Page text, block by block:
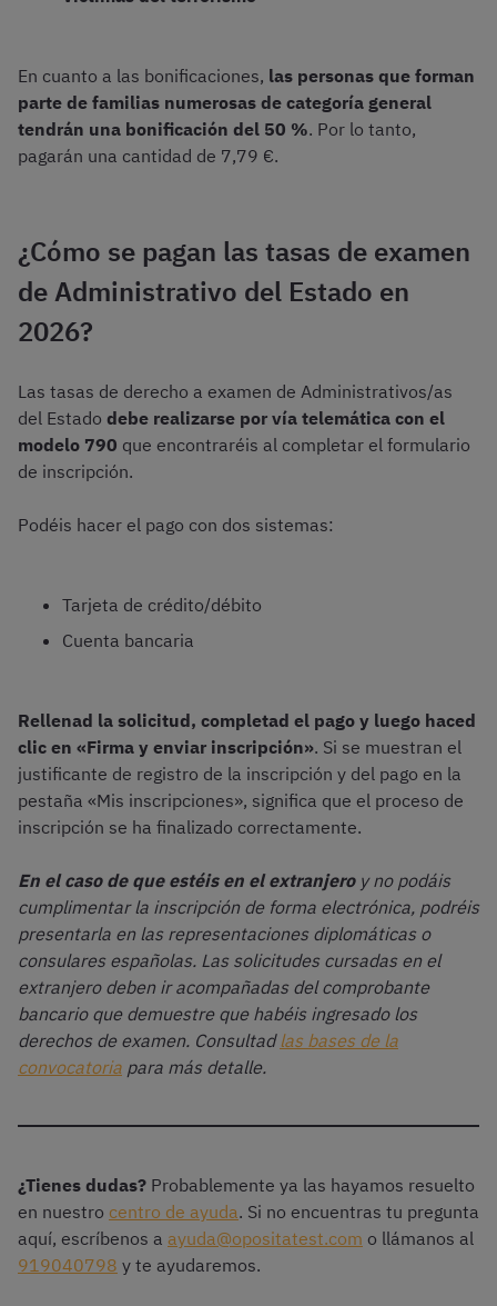
En cuanto a las bonificaciones, las personas que forman
parte de familias numerosas de categoría general
tendrán una bonificación del 50 %. Por lo tanto,
pagarán una cantidad de 7,79 €.
¿Cómo se pagan las tasas de examen
de Administrativo del Estado en
2026?
Las tasas de derecho a examen de Administrativos/as
del Estado debe realizarse por vía telemática con el
modelo 790 que encontraréis al completar el formulario
de inscripción.
Podéis hacer el pago con dos sistemas:
Tarjeta de crédito/débito
Cuenta bancaria
Rellenad la solicitud, completad el pago y luego haced
clic en «Firma y enviar inscripción». Si se muestran el
justificante de registro de la inscripción y del pago en la
pestaña «Mis inscripciones», significa que el proceso de
inscripción se ha finalizado correctamente.
En el caso de que estéis en el extranjeroy no podáis
cumplimentar la inscripción de forma electrónica, podréis
presentarla en las representaciones diplomáticas o
consulares españolas. Las solicitudes cursadas en el
extranjero deben ir acompañadas del comprobante
bancario que demuestre que habéis ingresado los
derechos de examen. Consultadlas bases de la
convocatoria para más detalle.
¿Tienes dudas? Probablemente ya las hayamos resuelto
en nuestro centro de ayuda. Si no encuentras tu pregunta
aquí, escríbenos a ayuda@opositatest.com o llámanos al
919040798 y te ayudaremos.